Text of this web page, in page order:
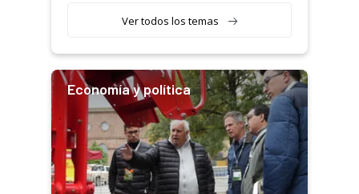
Ver todos los temas
Economía y política